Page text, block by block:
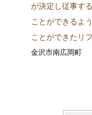
が決定し従事す
ことができるよ
ことができたリ
金沢市南広岡町